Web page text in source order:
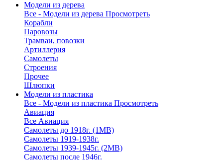
Модели из дерева
Все - Модели из дерева Просмотреть
Корабли
Паровозы
Трамваи, повозки
Артиллерия
Самолеты
Строения
Прочее
Шлюпки
Модели из пластика
Все - Модели из пластика Просмотреть
Авиация
Все Авиация
Самолеты до 1918г. (1МВ)
Самолеты 1919-1938г.
Самолеты 1939-1945г. (2МВ)
Самолеты после 1946г.